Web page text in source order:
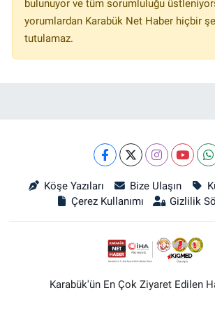
bulunuyor ve tüm sorumluluğu
yorumlardan Karabük Net Haber hiçbir
tutulamaz.
Köşe Yazıları Bize Ulaşın
Çerez Kullanımı
Gizlilik
Karabük'ün En Çok Ziyaret Edilen